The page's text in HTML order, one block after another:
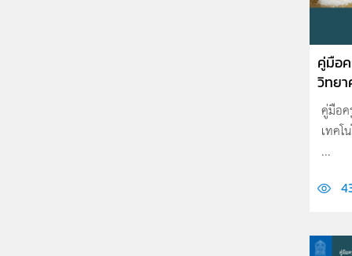
คู่มือ
วิทยา
คู่มือค
เทค
...